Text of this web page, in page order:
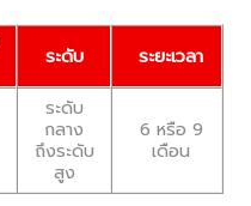
ระดับ ระยะเวลา
ระดับ
กลาง
ถึงระดับ
สูง
6 หรือ 9
เดือน